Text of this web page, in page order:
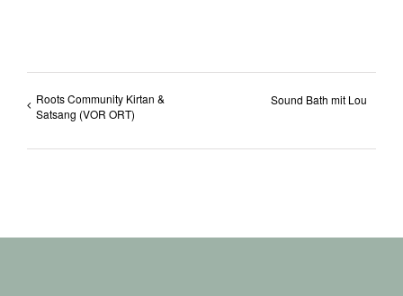
Roots Community Kirtan &
Satsang (VOR ORT)
Sound Bath mit Lou